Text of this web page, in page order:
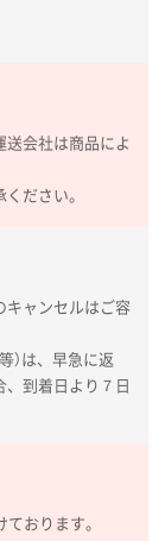
送会社は商品によ
ださい。
キャンセルはご容
）は、早急に返
到着日より７日
おります。